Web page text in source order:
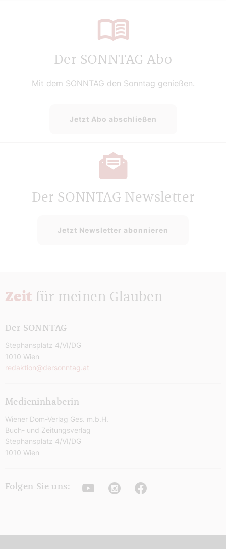
Der SONNTAG Abo
Mit dem SONNTAG den Sonntag genießen.
Jetzt Abo abschließen
Der SONNTAG Newsletter
Jetzt Newsletter abonnieren
Zeit für meinen Glauben
Der SONNTAG
Stephansplatz 4/VI/DG
1010 Wien
redaktion@dersonntag.at
Medieninhaberin
Wiener Dom-Verlag Ges. m.b.H.
Buch- und Zeitungsverlag
Stephansplatz 4/VI/DG
1010 Wien
Folgen Sie uns: YoutubeInstagramFacebook